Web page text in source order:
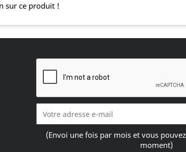
sur ce produit !
(Envoi une fois par mois et vous
moment)